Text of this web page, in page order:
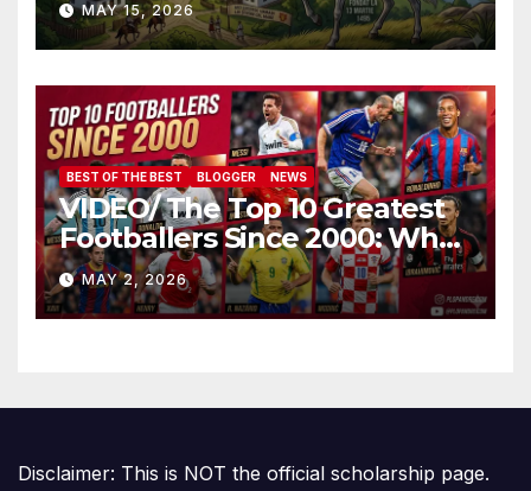
Amalgamării
MAY 15, 2026
BEST OF THE BEST BLOGGER NEWS
VIDEO/ The Top 10 Greatest
Footballers Since 2000: Who
Is Number One
MAY 2, 2026
Disclaimer: This is NOT the official scholarship page.